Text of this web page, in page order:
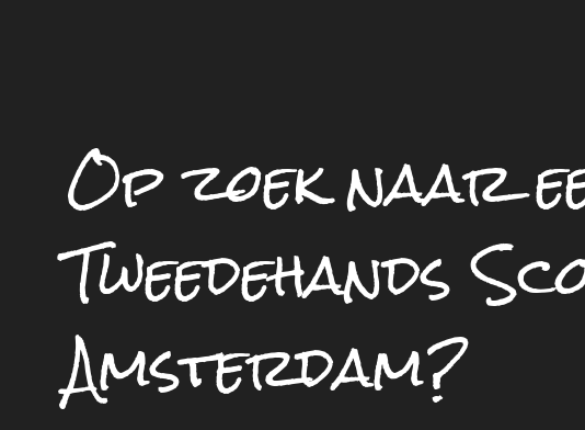
Op zoek naar
Tweedehands
Amsterdam?